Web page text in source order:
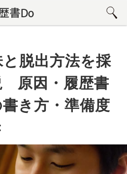
脱出方法を採
原因・履歴書
き方・準備度